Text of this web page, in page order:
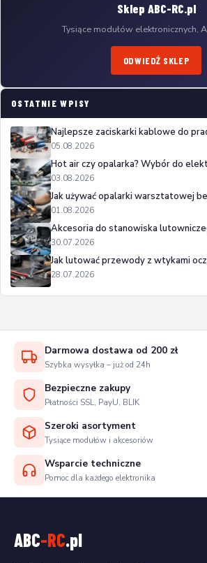
Sklep ABC-RC.pl
Tysiące modułów elektronicznych,
ODWIEDŹ SKLEP
OSTATNIE WPISY
Najlepsze zaciskarki kablowe do
05.08.2026
Hot air czy opalarka? Wybór do
03.08.2026
Jak używać opalarki warsztatowej
01.08.2026
Akcesoria do stanowiska
30.07.2026
Jak lutować przewody z wtykami
28.07.2026
Darmowa dostawa od 200 zł
Szybka wysyłka – już od 24h
Bezpieczne zakupy
Płatności SSL, PayU, BLIK
Szeroki asortyment
Tysiące modułów i akcesoriów
Wsparcie techniczne
Pomoc dla każdego elektronika
ABC-RC.pl